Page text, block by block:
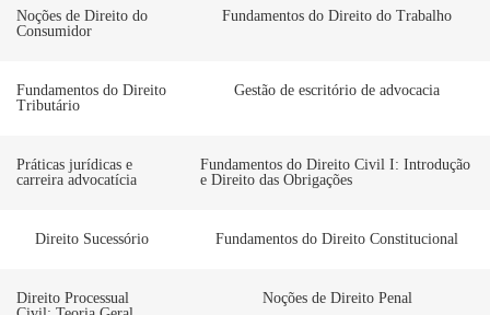
Noções de Direito do
Consumidor
Fundamentos do Direito do Trabalho
Fundamentos do Direito
Tributário
Gestão de escritório de advocacia
Práticas jurídicas e
carreira advocatícia
Fundamentos do Direito Civil I: Introdução
e Direito das Obrigações
Direito Sucessório Fundamentos do Direito Constitucional
Direito Processual
Noções de Direito Penal